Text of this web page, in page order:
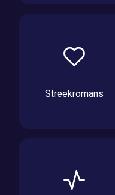
Streekromans